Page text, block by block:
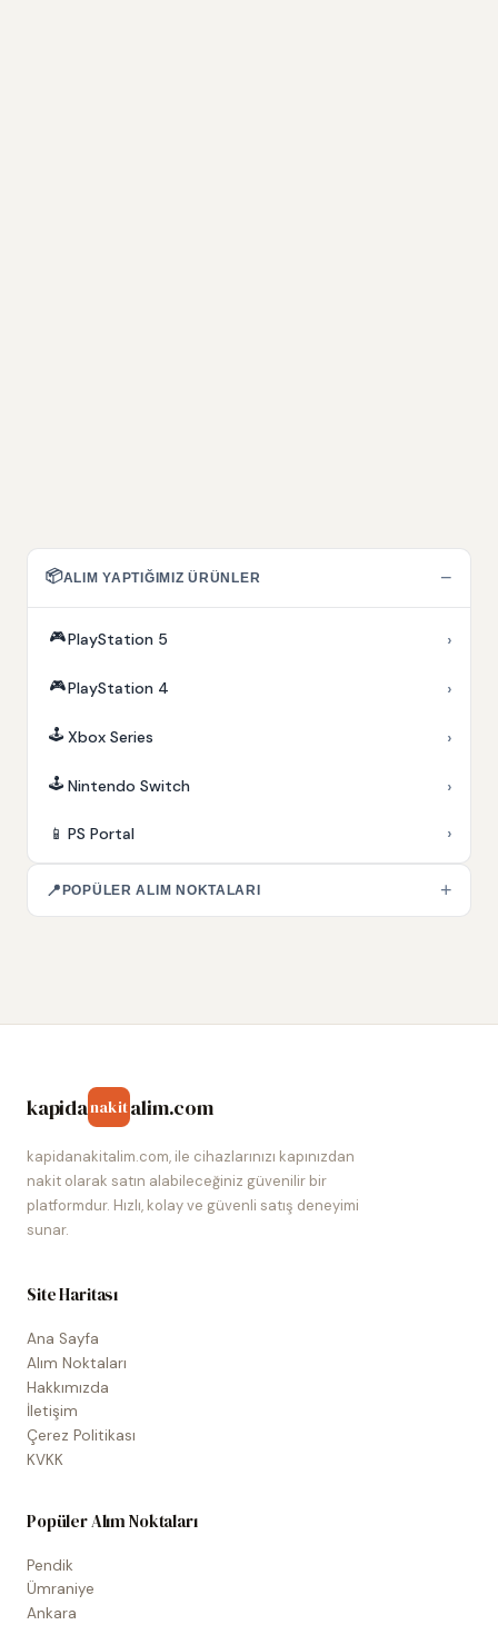
📦ALIM YAPTIĞIMIZ ÜRÜNLER −
🎮PlayStation 5 ›
🎮PlayStation 4 ›
🕹️ Xbox Series ›
🕹️ Nintendo Switch ›
📱 PS Portal ›
📍 POPÜLER ALIM NOKTALARI +
kapidanakitalim.com
kapidanakitalim.com, ile cihazlarınızı kapınızdan
nakit olarak satın alabileceğiniz güvenilir bir
platformdur. Hızlı, kolay ve güvenli satış deneyimi
sunar.
Site Haritası
Ana Sayfa
Alım Noktaları
Hakkımızda
İletişim
Çerez Politikası
KVKK
Popüler Alım Noktaları
Pendik
Ümraniye
Ankara